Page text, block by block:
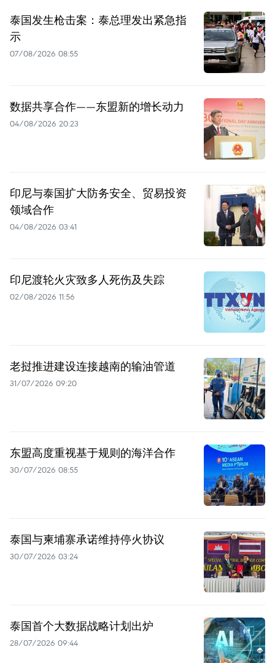
泰国发生枪击案：泰总理发出紧急指
示
07/08/2026 08:55
数据共享合作——东盟新的增长动力
04/08/2026 20:23
印尼与泰国扩大防务安全、贸易投资
领域合作
04/08/2026 03:41
印尼渡轮火灾致多人死伤及失踪
02/08/2026 11:56
老挝推进建设连接越南的输油管道
31/07/2026 09:20
东盟高度重视基于规则的海洋合作
30/07/2026 08:55
泰国与柬埔寨承诺维持停火协议
30/07/2026 03:24
泰国首个大数据战略计划出炉
28/07/2026 09:44